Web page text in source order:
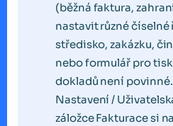
(běžná faktura,
nastavit různé číselné
středisko, zakázku,
nebo formulář pro
dokladů není
Nastavení /
záložce Fakturace si